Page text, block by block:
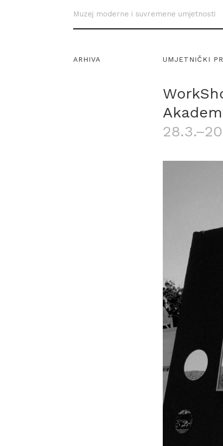
Muzej moderne i suvremene umjetnosti
ARHIVA UMJETNIČKI